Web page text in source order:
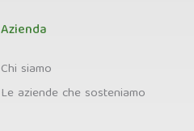
Azienda
Chi siamo
Le aziende che sosteniamo